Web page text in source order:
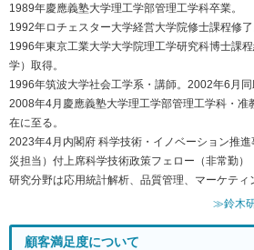
1989年慶應義塾大学理工学部管理工学科卒業。
1992年ロチェスター大学経営大学院修士課程修了
1996年東京工業大学大学院理工学研究科博士課
学）取得。
1996年筑波大学社会工学系・講師。2002年6月同
2008年4月慶應義塾大学理工学部管理工学科・准
在に至る。
2023年4月内閣府 科学技術・イノベーション推
災担当）付上席科学技術政策フェロー（非常勤）
研究分野は応用統計解析、品質管理、マーケティ
≫鈴木
顧客満足度について